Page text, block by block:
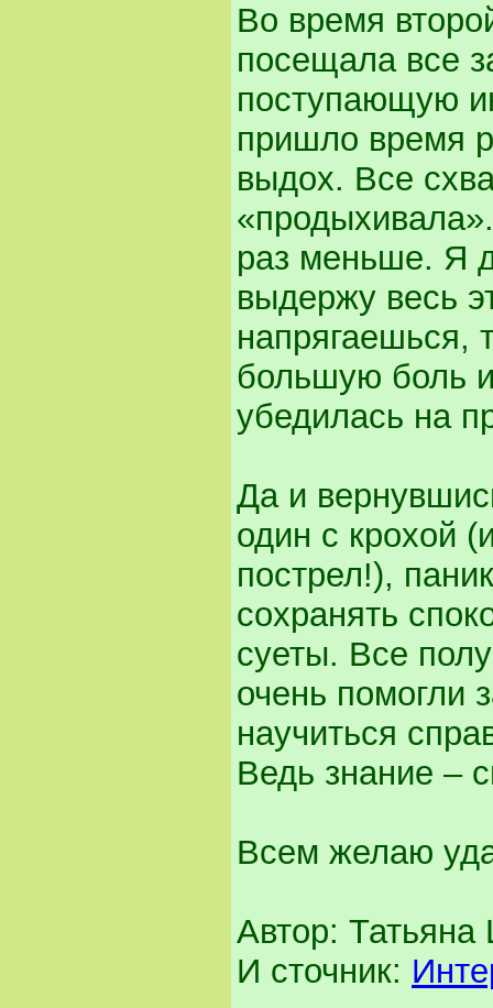
Во время
посещала все
поступающую
пришло время
выдох. Все
раз меньше. Я
выдержу весь
напрягаешься,
большую боль
убедилась на
Да и
один с крохой
пострел!),
сохранять
суеты. Все
очень помогли
научиться
Ведь знание –
Всем желаю
Автор:
И сточник: